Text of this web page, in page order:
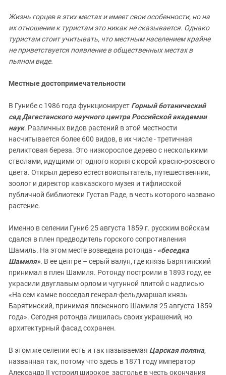
Жизнь горцев в этих местах и имеет свои особенности, но на
их отношении к туристам это никак не сказывается. Однако
туристам стоит учитывать, что местным населением крайне
не приветствуется появление в общественных местах в
пьяном виде.
Местные достопримечательности
В Гунибе с 1986 года функционирует Горный ботанический
сад Дагестанского научного центра Российской академии
наук. Различных видов растений в этой местности
насчитывается более 600 видов, в их числе - третичная
реликтовая береза. Это низкорослое дерево с несколькими
стволами, идущими от одного корня с корой красно-розового
цвета. Открыл дерево естествоиспытатель, путешественник,
зоолог и директор кавказского музея и тифлисской
публичной библиотеки Густав Раде, в честь которого названо
растение.
Именно в селении Гуниб 25 августа 1859 г. русским войскам
сдался в плен предводитель горского сопротивления
Шамиль. На этом месте возведена ротонда - «беседка
Шамиля». В ее центре – серый валун, где князь Барятинский
принимал в плен Шамиля. Ротонду построили в 1893 году, ее
украсили двуглавым орлом и чугунной плитой с надписью
«На сем камне восседал генерал-фельдмаршал князь
Барятинский, принимая плененного Шамиля 25 августа 1859
года». Сегодня ротонда лишилась своих украшений, но
архитектурный фасад сохранен.
В этом же селении есть и так называемая Царская поляна,
названная так, потому что здесь в 1871 году император
Александр II устроил широкое застолье в честь окончания